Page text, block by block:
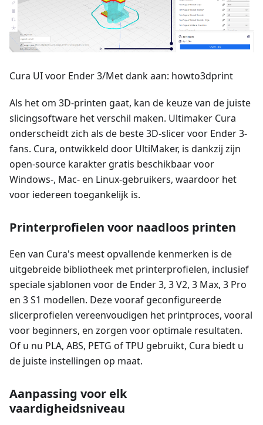
Cura UI voor Ender 3/Met dank aan: howto3dprint
Als het om 3D-printen gaat, kan de keuze van de juiste
slicingsoftware het verschil maken. Ultimaker Cura
onderscheidt zich als de beste 3D-slicer voor Ender 3-
fans. Cura, ontwikkeld door UltiMaker, is dankzij zijn
open-source karakter gratis beschikbaar voor
Windows-, Mac- en Linux-gebruikers, waardoor het
voor iedereen toegankelijk is.
Printerprofielen voor naadloos printen
Een van Cura's meest opvallende kenmerken is de
uitgebreide bibliotheek met printerprofielen, inclusief
speciale sjablonen voor de Ender 3, 3 V2, 3 Max, 3 Pro
en 3 S1 modellen. Deze vooraf geconfigureerde
slicerprofielen vereenvoudigen het printproces, vooral
voor beginners, en zorgen voor optimale resultaten.
Of u nu PLA, ABS, PETG of TPU gebruikt, Cura biedt u
de juiste instellingen op maat.
Aanpassing voor elk
vaardigheidsniveau